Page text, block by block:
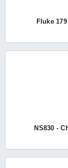
Fluke
NS830 -